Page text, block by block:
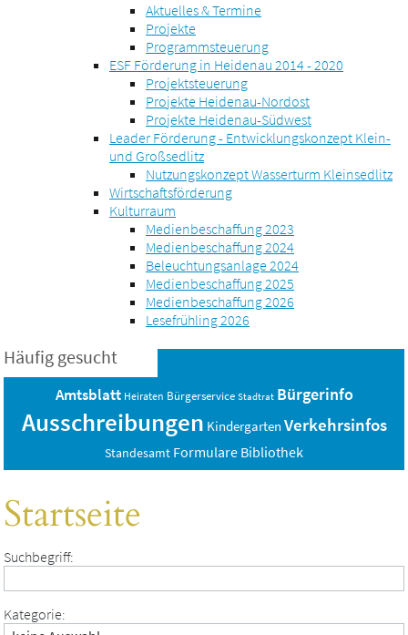
Aktuelles & Termine
Projekte
Programmsteuerung
ESF Förderung in Heidenau 2014 - 2020
Projektsteuerung
Projekte Heidenau-Nordost
Projekte Heidenau-Südwest
Leader Förderung - Entwicklungskonzept Klein-
und Großsedlitz
Nutzungskonzept Wasserturm Kleinsedlitz
Wirtschaftsförderung
Kulturraum
Medienbeschaffung 2023
Medienbeschaffung 2024
Beleuchtungsanlage 2024
Medienbeschaffung 2025
Medienbeschaffung 2026
Lesefrühling 2026
Häufig gesucht
Amtsblatt Heiraten Bürgerservice Stadtrat Bürgerinfo
Ausschreibungen Kindergarten Verkehrsinfos
Standesamt Formulare Bibliothek
Startseite
Suchbegriff:
Kategorie: